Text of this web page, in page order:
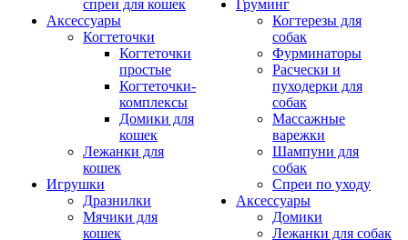
спреи для кошек
Аксессуары
Когтеточки
Когтеточки
простые
Когтеточки-
комплексы
Домики для
кошек
Лежанки для
кошек
Игрушки
Дразнилки
Мячики для
кошек
Груминг
Когтерезы для
собак
Фурминаторы
Расчески и
пуходерки для
собак
Массажные
варежки
Шампуни для
собак
Спреи по уходу
Аксессуары
Домики
Лежанки для собак